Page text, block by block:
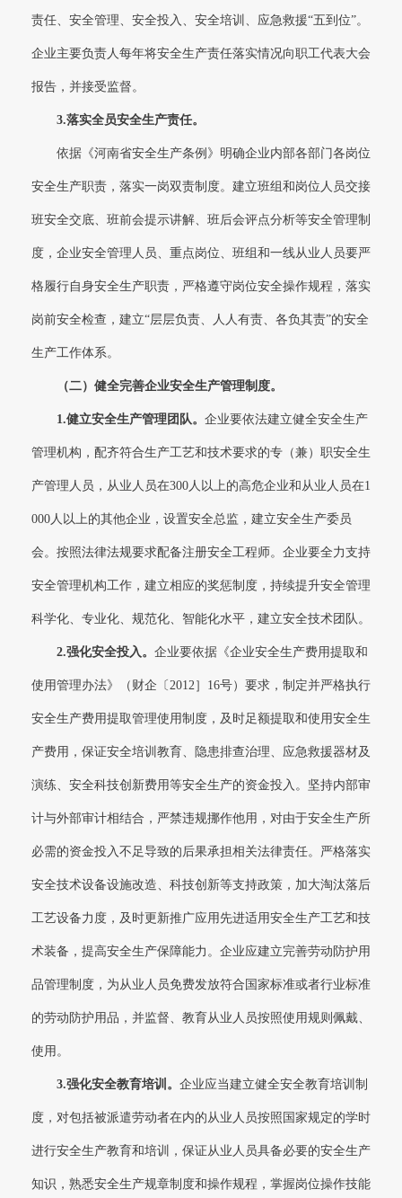
责任、安全管理、安全投入、安全培训、应急救援“五到位”。
企业主要负责人每年将安全生产责任落实情况向职工代表大会
报告，并接受监督。
3.落实全员安全生产责任。
依据《河南省安全生产条例》明确企业内部各部门各岗位
安全生产职责，落实一岗双责制度。建立班组和岗位人员交接
班安全交底、班前会提示讲解、班后会评点分析等安全管理制
度，企业安全管理人员、重点岗位、班组和一线从业人员要严
格履行自身安全生产职责，严格遵守岗位安全操作规程，落实
岗前安全检查，建立“层层负责、人人有责、各负其责”的安全
生产工作体系。
（二） 健全完善企业安全生产管理制度。
1.健立安全生产管理团队。 企业要依法建立健全安全生产
管理机构，配齐符合生产工艺和技术要求的专（兼）职安全生
产管理人员，从业人员在300人以上的高危企业和从业人员在1
000人以上的其他企业，设置安全总监，建立安全生产委员
会。按照法律法规要求配备注册安全工程师。企业要全力支持
安全管理机构工作，建立相应的奖惩制度，持续提升安全管理
科学化、专业化、规范化、智能化水平，建立安全技术团队。
2.强化安全投入。 企业要依据《企业安全生产费用提取和
使用管理办法》（财企〔2012］16号）要求，制定并严格执行
安全生产费用提取管理使用制度，及时足额提取和使用安全生
产费用，保证安全培训教育、隐患排查治理、应急救援器材及
演练、安全科技创新费用等安全生产的资金投入。坚持内部审
计与外部审计相结合，严禁违规挪作他用，对由于安全生产所
必需的资金投入不足导致的后果承担相关法律责任。严格落实
安全技术设备设施改造、科技创新等支持政策，加大淘汰落后
工艺设备力度，及时更新推广应用先进适用安全生产工艺和技
术装备，提高安全生产保障能力。企业应建立完善劳动防护用
品管理制度，为从业人员免费发放符合国家标准或者行业标准
的劳动防护用品，并监督、教育从业人员按照使用规则佩戴、
使用。
3.强化安全教育培训。 企业应当建立健全安全教育培训制
度，对包括被派遣劳动者在内的从业人员按照国家规定的学时
进行安全生产教育和培训，保证从业人员具备必要的安全生产
知识，熟悉安全生产规章制度和操作规程，掌握岗位操作技能